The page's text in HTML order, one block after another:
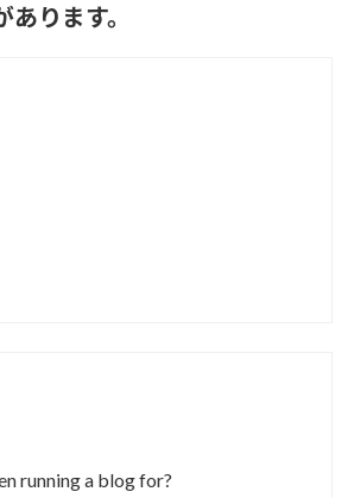
ります。
running a blog for?